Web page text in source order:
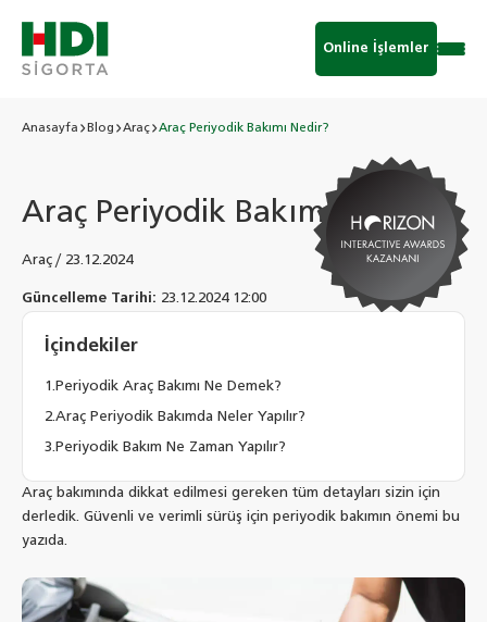
Online İşlemler
Anasayfa Blog Araç Araç Periyodik Bakımı Nedir?
Araç Periyodik Bakımı Nedir?
Araç / 23.12.2024
Güncelleme Tarihi: 23.12.2024 12:00
Araç bakımında dikkat edilmesi gereken tüm detayları sizin için
derledik. Güvenli ve verimli sürüş için periyodik bakımın önemi bu
yazıda.
İçindekiler
Periyodik Araç Bakımı Ne Demek?
Araç Periyodik Bakımda Neler Yapılır?
Periyodik Bakım Ne Zaman Yapılır?